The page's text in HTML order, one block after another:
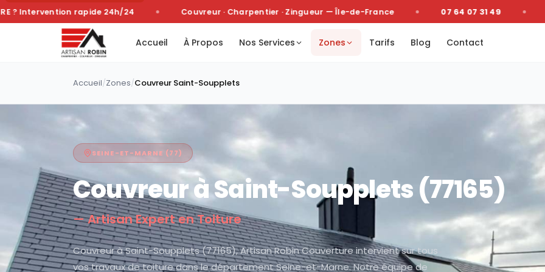
? Intervention rapide 24h/24 Couvreur · Charpentier · Zingueur — Île-de-France 07 64 07 31 49
Accueil À Propos Nos Services Zones Tarifs Blog Contact
Accueil/Zones/Couvreur Saint-Soupplets
SEINE-ET-MARNE (77)
Couvreur àSaint-Soupplets(77165)
— Artisan Expert en Toiture
Couvreur à Saint-Soupplets (77165), Artisan Robin Couverture intervient sur tous
vos travaux de toiture dans le département Seine-et-Marne. Notre équipe de